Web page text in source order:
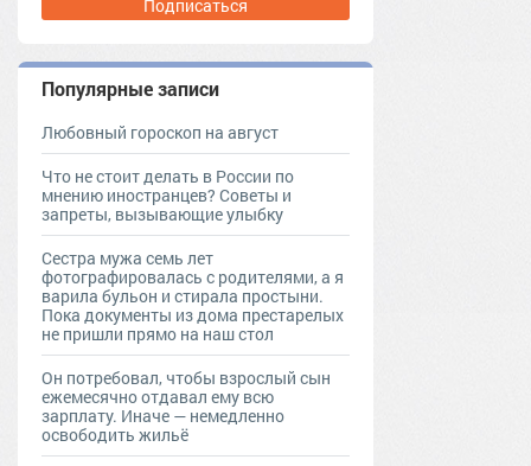
Подписаться
Популярные записи
Любовный гороскоп на август
Что не стоит делать в России по
мнению иностранцев? Советы и
запреты, вызывающие улыбку
Сестра мужа семь лет
фотографировалась с родителями, а я
варила бульон и стирала простыни.
Пока документы из дома престарелых
не пришли прямо на наш стол
Он потребовал, чтобы взрослый сын
ежемесячно отдавал ему всю
зарплату. Иначе — немедленно
освободить жильё